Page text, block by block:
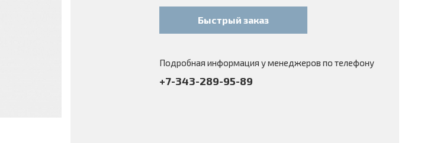
Быстрый заказ
Подробная информация у менеджеров по телефону
+7-343-289-95-89